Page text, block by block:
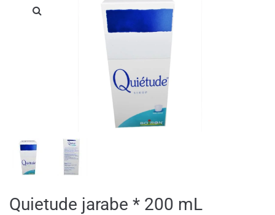
Quietude jarabe * 200 mL